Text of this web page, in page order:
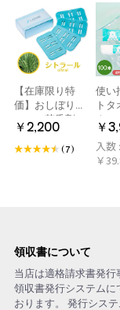
【在庫限り特
価】おしぼり用
アロマ芳香剤
LARME(ラルム)
シトラール 旧デ
￥2,200
(7)
使い
トタ
ネッ
50
100
ル 首
￥
入数
￥
領収書について
当店は適格請求書発行
領収書発行システムに
おります。 発行シス